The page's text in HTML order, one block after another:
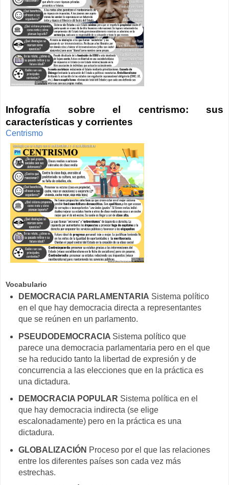
Infografía sobre el centrismo: sus
características y corrientes
Centrismo
Vocabulario
DEMOCRACIA PARLAMENTARIA Sistema político
en el que hay democracia directa a representantes
que se reúnen en un parlamento.
PSEUDODEMOCRACIA Sistema político que
parece una democracia parlamentaria pero en el que
se ha reducido tanto la libertad de expresión y de
concurrencia a las elecciones que en la práctica es
una dictadura.
DEMOCRACIA POPULAR Sistema política en el
que hay democracia indirecta (se elige
escalonadamente) pero en la práctica es una
dictadura.
GLOBALIZACIÓN Proceso por el que las relaciones
entre los diferentes países son cada vez más
estrechas.